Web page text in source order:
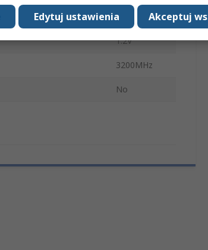
SODIMM
1.2V
3200MHz
No
Akceptuj
Edytuj ustawienia